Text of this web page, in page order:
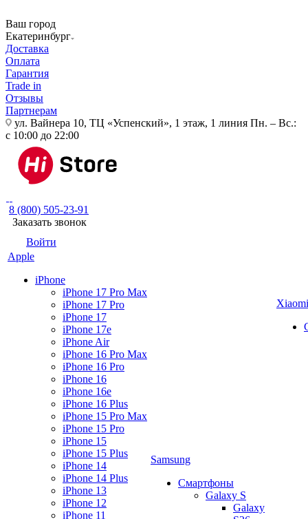
Ваш город
Екатеринбург
Доставка
Оплата
Гарантия
Trade in
Отзывы
Партнерам
ул. Вайнера 10, ТЦ «Успенский», 1 этаж, 1 линия Пн. – Вс.:
с 10:00 до 22:00
8 (800) 505-23-91
Заказать звонок
Войти
Apple
iPhone
iPhone 17 Pro Max
iPhone 17 Pro
iPhone 17
iPhone 17e
iPhone Air
iPhone 16 Pro Max
iPhone 16 Pro
iPhone 16
iPhone 16e
iPhone 16 Plus
iPhone 15 Pro Max
iPhone 15 Pro
iPhone 15
iPhone 15 Plus
iPhone 14
iPhone 14 Plus
iPhone 13
iPhone 12
iPhone 11
Samsung
Смартфоны
Galaxy S
Galaxy
Xiaomi